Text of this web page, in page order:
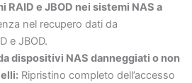
RAID e JBOD nei sistemi NAS a
nel recupero dati da
e JBOD.
dispositivi NAS danneggiati o non
Ripristino completo dell’accesso